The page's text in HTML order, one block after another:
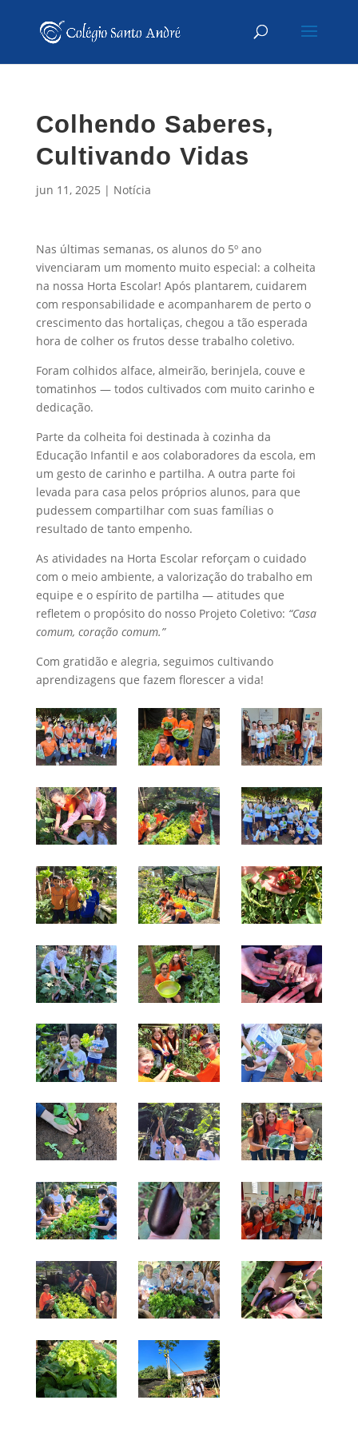
Colhendo Saberes,
Cultivando Vidas
jun 11, 2025 | Notícia
Nas últimas semanas, os alunos do 5º ano
vivenciaram um momento muito especial: a colheita
na nossa Horta Escolar! Após plantarem, cuidarem
com responsabilidade e acompanharem de perto o
crescimento das hortaliças, chegou a tão esperada
hora de colher os frutos desse trabalho coletivo.
Foram colhidos alface, almeirão, berinjela, couve e
tomatinhos — todos cultivados com muito carinho e
dedicação.
Parte da colheita foi destinada à cozinha da
Educação Infantil e aos colaboradores da escola, em
um gesto de carinho e partilha. A outra parte foi
levada para casa pelos próprios alunos, para que
pudessem compartilhar com suas famílias o
resultado de tanto empenho.
As atividades na Horta Escolar reforçam o cuidado
com o meio ambiente, a valorização do trabalho em
equipe e o espírito de partilha — atitudes que
refletem o propósito do nosso Projeto Coletivo: “Casa
comum, coração comum.”
Com gratidão e alegria, seguimos cultivando
aprendizagens que fazem florescer a vida!